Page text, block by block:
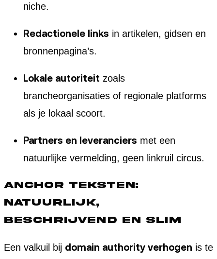
niche.
Redactionele links in artikelen, gidsen en
bronnenpagina’s.
Lokale autoriteit zoals
brancheorganisaties of regionale platforms
als je lokaal scoort.
Partners en leveranciers met een
natuurlijke vermelding, geen linkruil circus.
Anchor teksten:
natuurlijk,
beschrijvend en slim
Een valkuil bij domain authority verhogen is te